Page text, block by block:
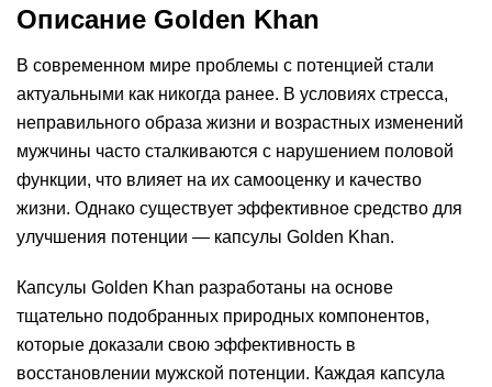
Описание Golden Khan
В современном мире проблемы с потенцией стали
актуальными как никогда ранее. В условиях стресса,
неправильного образа жизни и возрастных изменений
мужчины часто сталкиваются с нарушением половой
функции, что влияет на их самооценку и качество
жизни. Однако существует эффективное средство для
улучшения потенции — капсулы Golden Khan.
Капсулы Golden Khan разработаны на основе
тщательно подобранных природных компонентов,
которые доказали свою эффективность в
восстановлении мужской потенции. Каждая капсула